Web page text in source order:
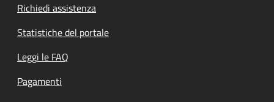
Richiedi assistenza
Statistiche del portale
Leggi le FAQ
Pagamenti